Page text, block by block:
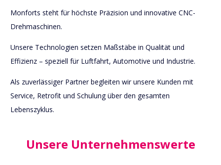
Monforts steht für höchste Präzision und innovative CNC-
Drehmaschinen.
Unsere Technologien setzen Maßstäbe in Qualität und
Effizienz – speziell für Luftfahrt, Automotive und Industrie.
Als zuverlässiger Partner begleiten wir unsere Kunden mit
Service, Retrofit und Schulung über den gesamten
Lebenszyklus.
Unsere Unternehmenswerte